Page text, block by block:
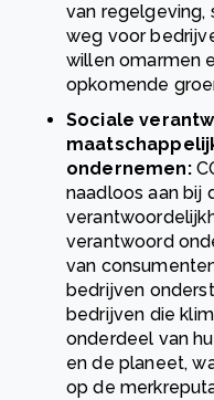
van regelgeving,
weg voor
willen omarmen
opkomende
Sociale
ondernemen:
naadloos aan bij
verantwoord
van
bedrijven
bedrijven die
onderdeel van
en de planeet,
op de